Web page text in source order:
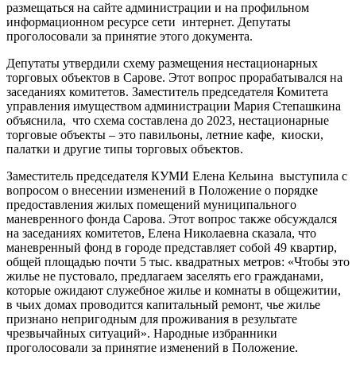
размещаться на сайте администрации и на профильном
информационном ресурсе сети интернет. Депутаты
проголосовали за принятие этого документа.
Депутаты утвердили схему размещения нестационарных
торговых объектов в Сарове. Этот вопрос прорабатывался на
заседаниях комитетов. Заместитель председателя Комитета
управления имуществом администрации Мария Степашкина
объяснила, что схема составлена до 2023, нестационарные
торговые объекты – это павильоны, летние кафе, киоски,
палатки и другие типы торговых объектов.
Заместитель председателя КУМИ Елена Кельина выступила с
вопросом о внесении изменений в Положение о порядке
предоставления жилых помещений муниципального
маневренного фонда Сарова. Этот вопрос также обсуждался
на заседаниях комитетов, Елена Николаевна сказала, что
маневренный фонд в городе представляет собой 49 квартир,
общей площадью почти 5 тыс. квадратных метров: «Чтобы это
жилье не пустовало, предлагаем заселять его гражданами,
которые ожидают служебное жилье и комнаты в общежитии,
в чьих домах проводится капитальный ремонт, чье жилье
признано непригодным для проживания в результате
чрезвычайных ситуаций». Народные избранники
проголосовали за принятие изменений в Положение.